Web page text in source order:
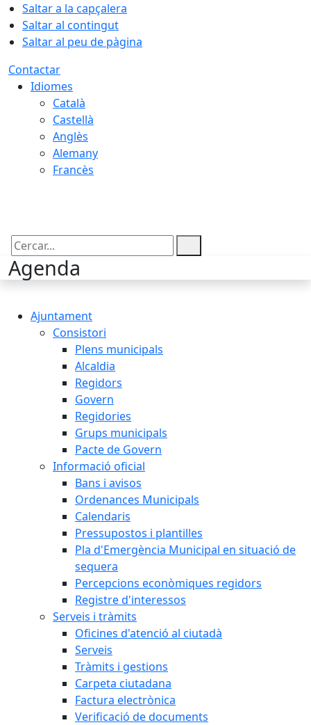
Saltar a la capçalera
Saltar al contingut
Saltar al peu de pàgina
Contactar
Idiomes
Català
Castellà
Anglès
Alemany
Francès
Cercar:
Agenda
Ajuntament
Consistori
Plens municipals
Alcaldia
Regidors
Govern
Regidories
Grups municipals
Pacte de Govern
Informació oficial
Bans i avisos
Ordenances Municipals
Calendaris
Pressupostos i plantilles
Pla d'Emergència Municipal en situació de
sequera
Percepcions econòmiques regidors
Registre d'interessos
Serveis i tràmits
Oficines d'atenció al ciutadà
Serveis
Tràmits i gestions
Carpeta ciutadana
Factura electrònica
Verificació de documents